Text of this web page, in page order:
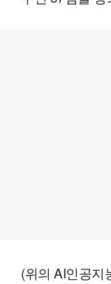
(위의 AI인공지